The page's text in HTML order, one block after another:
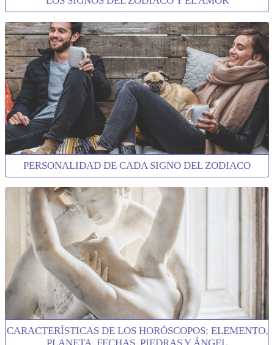
PERSONALIDAD DE CADA SIGNO DEL ZODIACO
CARACTERÍSTICAS DE LOS HORÓSCOPOS: ELEMENTO,